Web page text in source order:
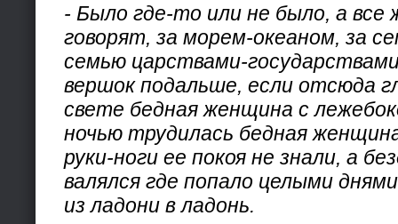
- Было где-то или не было, а все
говорят, за морем-океаном, за
семью царствами-
вершок подальше, если отсюда
свете бедная женщина с
ночью трудилась бедная
руки-ноги ее покоя не знали, а
валялся где попало целыми
из ладони в ладонь.